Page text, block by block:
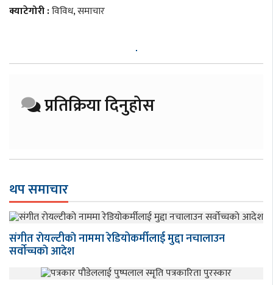
क्याटेगोरी :विविध,समाचार
प्रतिक्रिया दिनुहोस
थप समाचार
संगीत राेयल्टीकाे नाममा रेडियोकर्मीलाई मुद्दा नचालाउन
सर्वाेच्चकाे आदेश